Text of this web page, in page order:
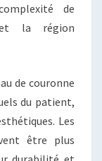
de
la région
de couronne
du patient,
Les
être plus